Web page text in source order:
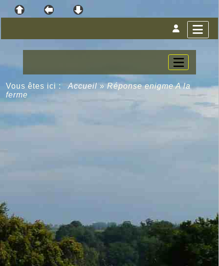
Vous êtes ici : Accueil »Réponse enigme A la
ferme